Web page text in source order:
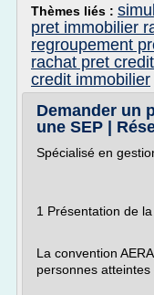
Thèmes liés :
pret immobilier
regroupement
rachat pret
credit immobilier
Demander un
une SEP |
Spécialisé en
1 Présentation de
La convention
personnes atteintes